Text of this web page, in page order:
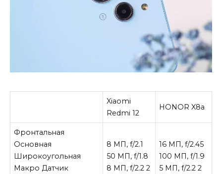
Xiaomi
Redmi 12
HONOR X8a
Фронтальная
Основная
Широкоугольная
Макро Датчик
8 МП, f/2.1
50 МП, f/1.8
8 МП, f/2.2 2
16 МП, f/2.45
100 МП, f/1.9
5 МП, f/2.2 2